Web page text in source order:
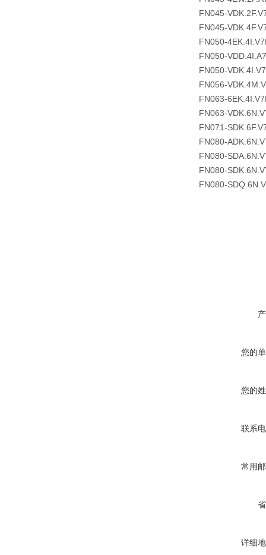
FN045-
FN045-
FN050-
FN050-
FN050-
FN056-
FN063-
FN063-
FN071-
FN080-
FN080-
FN080-
FN080-
您的
您的
联系
常用
详细